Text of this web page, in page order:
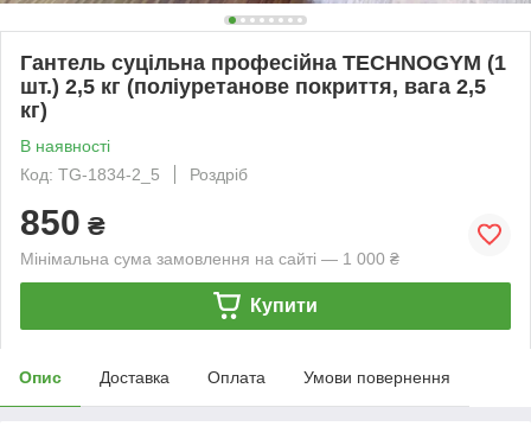
Гантель суцільна професійна TECHNOGYM (1
шт.) 2,5 кг (поліуретанове покриття, вага 2,5
кг)
В наявності
Код: TG-1834-2_5
Роздріб
850 ₴
Мінімальна сума замовлення на сайті — 1 000 ₴
Купити
Опис Доставка Оплата Умови повернення